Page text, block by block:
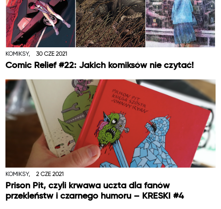
KOMIKSY, 30 CZE 2021
Comic Relief #22: Jakich komiksów nie czytać!
KOMIKSY, 2 CZE 2021
Prison Pit, czyli krwawa uczta dla fanów
przekleństw i czarnego humoru – KRESKI #4